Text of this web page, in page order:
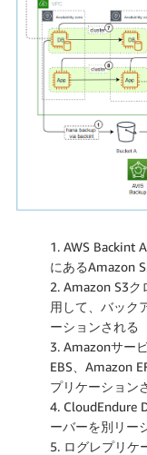
1. AWS Backint
にあるAmazon
2. Amazon S3
用して、バック
ーションされる
3. Amazonサー
EBS、Amazon
プリケーション
4. CloudEndure
ーバーを別リー
5. ログレプリケ